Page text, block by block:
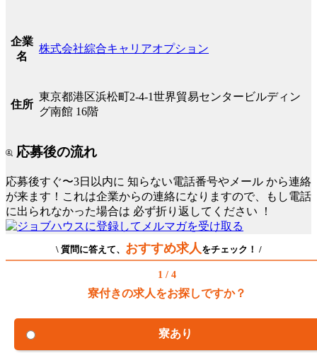
企業
名
株式会社綜合キャリアオプション
住所
東京都港区浜松町2-4-1世界貿易センタービルディン
グ南館 16階
応募後の流れ
応募後すぐ〜3日以内に 知らない電話番号やメール から連絡
が来ます！これは企業からの連絡になりますので、もし電話
に出られなかった場合は 必ず折り返してください ！
\ 質問に答えて、 おすすめ求人 をチェック！ /
1 / 4
寮付きの求人をお探しですか？
寮あり